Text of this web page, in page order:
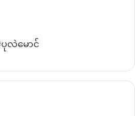
လဲမောင်